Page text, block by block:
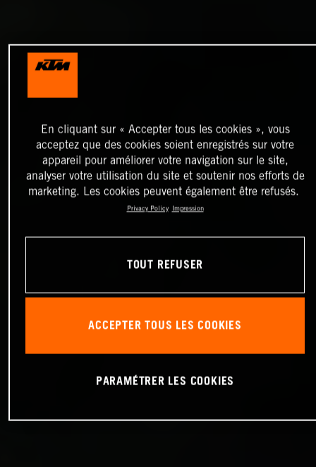
En cliquant sur « Accepter tous les cookies », vous
acceptez que des cookies soient enregistrés sur votre
appareil pour améliorer votre navigation sur le site,
analyser votre utilisation du site et soutenir nos efforts de
marketing. Les cookies peuvent également être refusés.
Privacy Policy Impression
TOUT REFUSER
ACCEPTER TOUS LES COOKIES
PARAMÉTRER LES COOKIES